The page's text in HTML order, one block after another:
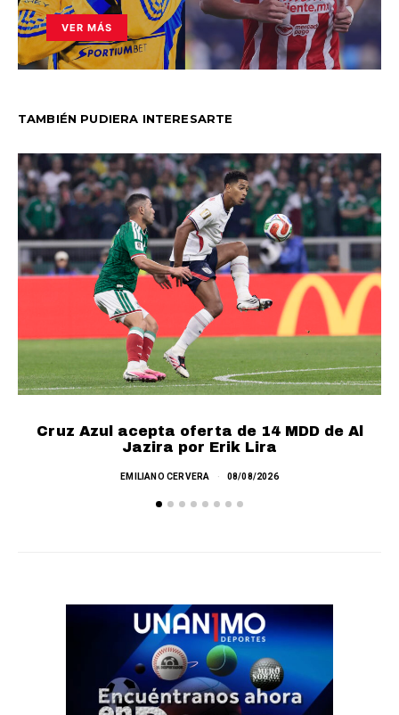
VER MÁS
TAMBIÉN PUDIERA INTERESARTE
Cruz Azul acepta oferta de 14 MDD de Al
Jazira por Erik Lira
EMILIANO CERVERA 08/08/2026